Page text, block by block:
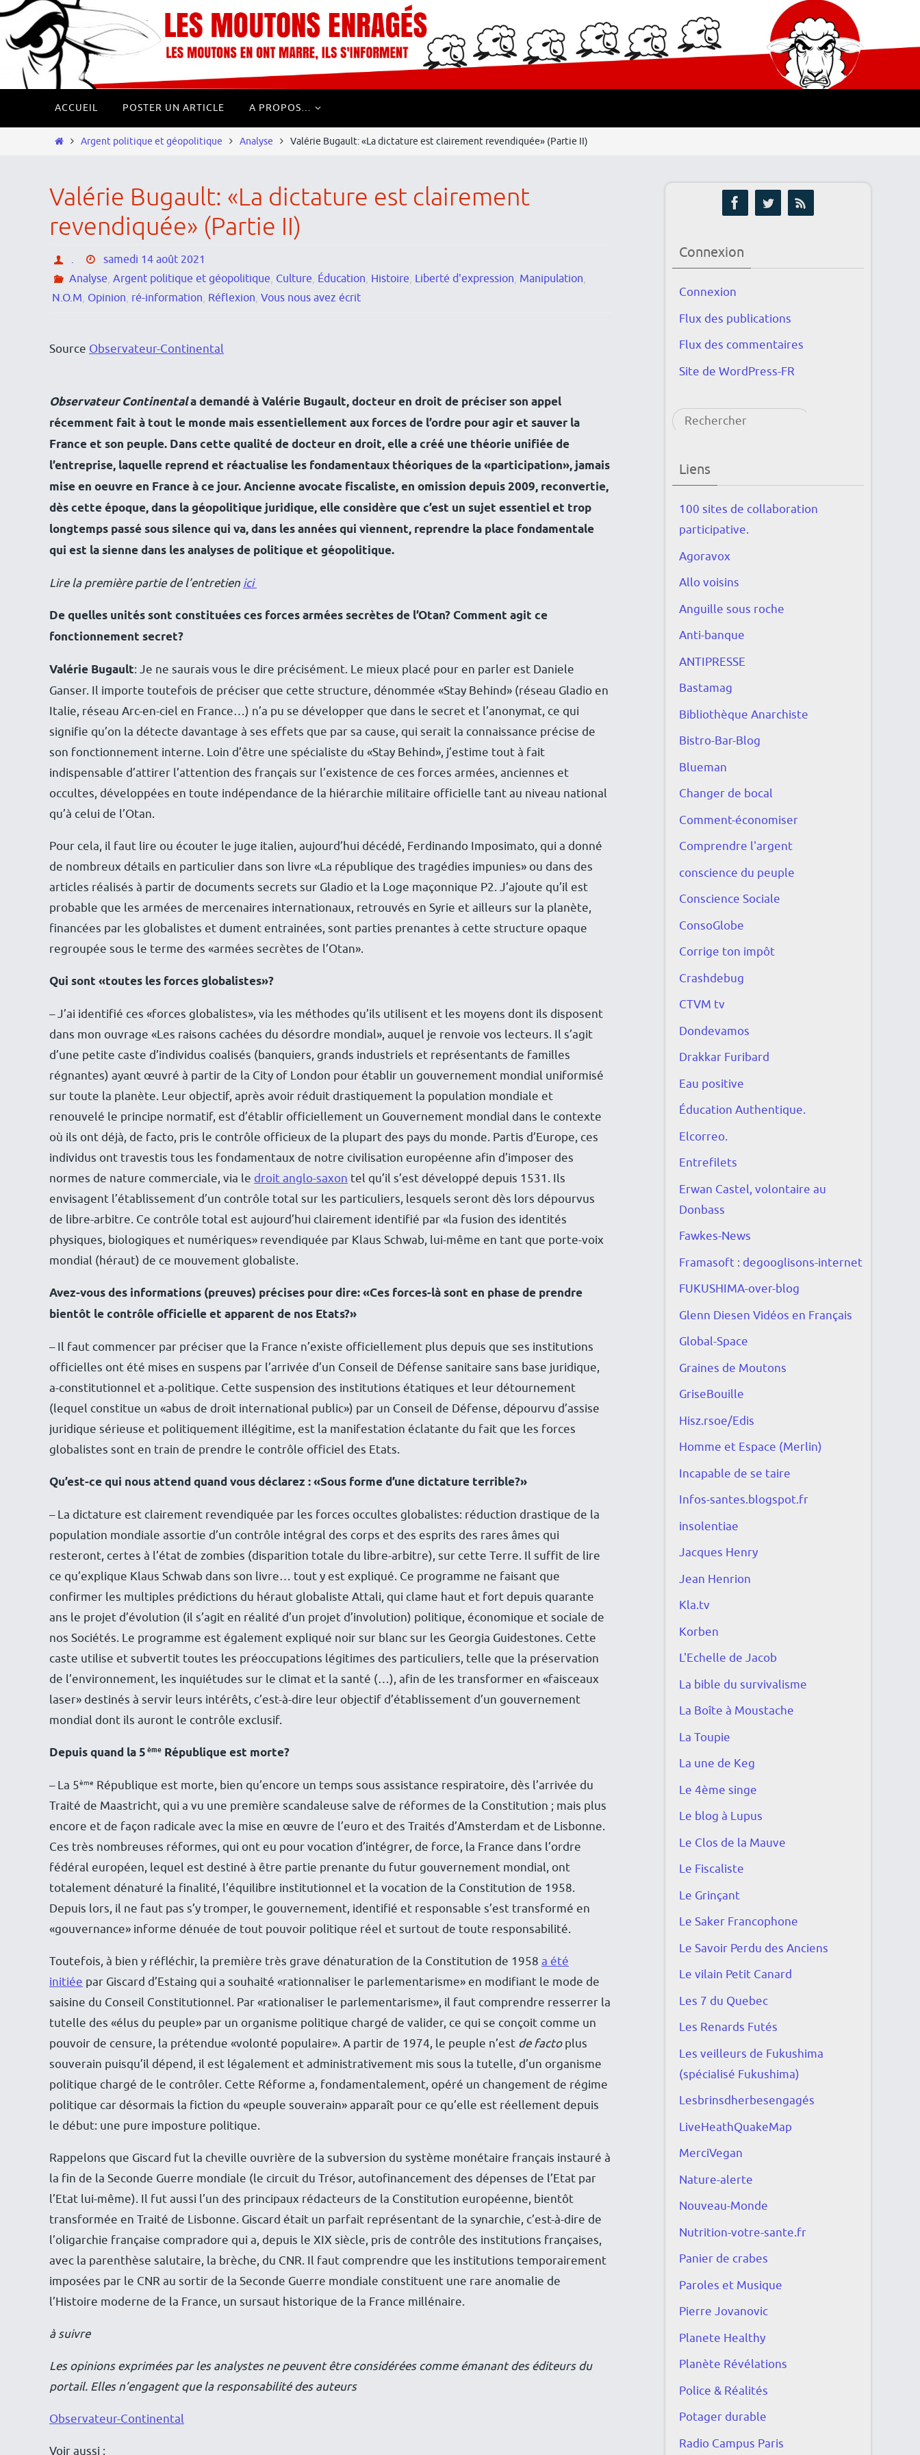
Panneau de gestion des cookies
Passer
le
contenu
le
ACCUEIL POSTER UN ARTICLE A PROPOS…
HomeArgent politique et géopolitique Analyse Valérie Bugault: «La dictature est clairement revendiquée» (Partie II)
Valérie Bugault: «La dictature est clairement
revendiquée» (Partie II)
.
samedi 14 août 2021
Analyse, Argent politique et géopolitique, Culture, Éducation, Histoire, Liberté d'expression, Manipulation,
N.O.M, Opinion, ré-information, Réflexion, Vous nous avez écrit
Source Observateur-Continental
Observateur Continentala demandé à Valérie Bugault, docteur en droit de préciser son appel
récemment fait à tout le monde mais essentiellement aux forces de l’ordre pour agir et sauver la
France et son peuple. Dans cette qualité de docteur en droit, elle a créé une théorie unifiée de
l’entreprise, laquelle reprend et réactualise les fondamentaux théoriques de la «participation», jamais
mise en oeuvre en France à ce jour. Ancienne avocate fiscaliste, en omission depuis 2009, reconvertie,
dès cette époque, dans la géopolitique juridique, elle considère que c’est un sujet essentiel et trop
longtemps passé sous silence qui va, dans les années qui viennent, reprendre la place fondamentale
qui est la sienne dans les analyses de politique et géopolitique.
Lire la première partie de l’entretien ici
De quelles unités sont constituées ces forces armées secrètes de l’Otan? Comment agit ce
fonctionnement secret?
Valérie Bugault: Je ne saurais vous le dire précisément. Le mieux placé pour en parler est Daniele
Ganser. Il importe toutefois de préciser que cette structure, dénommée «Stay Behind» (réseau Gladio en
Italie, réseau Arc-en-ciel en France…) n’a pu se développer que dans le secret et l’anonymat, ce qui
signifie qu’on la détecte davantage à ses effets que par sa cause, qui serait la connaissance précise de
son fonctionnement interne. Loin d’être une spécialiste du «Stay Behind», j’estime tout à fait
indispensable d’attirer l’attention des français sur l’existence de ces forces armées, anciennes et
occultes, développées en toute indépendance de la hiérarchie militaire officielle tant au niveau national
qu’à celui de l’Otan.
Pour cela, il faut lire ou écouter le juge italien, aujourd’hui décédé, Ferdinando Imposimato, qui a donné
de nombreux détails en particulier dans son livre «La république des tragédies impunies» ou dans des
articles réalisés à partir de documents secrets sur Gladio et la Loge maçonnique P2. J’ajoute qu’il est
probable que les armées de mercenaires internationaux, retrouvés en Syrie et ailleurs sur la planète,
financées par les globalistes et dument entrainées, sont parties prenantes à cette structure opaque
regroupée sous le terme des «armées secrètes de l’Otan».
Qui sont «toutes les forces globalistes»?
– J’ai identifié ces «forces globalistes», via les méthodes qu’ils utilisent et les moyens dont ils disposent
dans mon ouvrage «Les raisons cachées du désordre mondial», auquel je renvoie vos lecteurs. Il s’agit
d’une petite caste d’individus coalisés (banquiers, grands industriels et représentants de familles
régnantes) ayant œuvré à partir de la City of London pour établir un gouvernement mondial uniformisé
sur toute la planète. Leur objectif, après avoir réduit drastiquement la population mondiale et
renouvelé le principe normatif, est d’établir officiellement un Gouvernement mondial dans le contexte
où ils ont déjà, de facto, pris le contrôle officieux de la plupart des pays du monde. Partis d’Europe, ces
individus ont travestis tous les fondamentaux de notre civilisation européenne afin d’imposer des
normes de nature commerciale, via le droit anglo-saxon tel qu’il s’est développé depuis 1531. Ils
envisagent l’établissement d’un contrôle total sur les particuliers, lesquels seront dès lors dépourvus
de libre-arbitre. Ce contrôle total est aujourd’hui clairement identifié par «la fusion des identités
physiques, biologiques et numériques» revendiquée par Klaus Schwab, lui-même en tant que porte-voix
mondial (héraut) de ce mouvement globaliste.
Avez-vous des informations (preuves) précises pour dire: «Ces forces-là sont en phase de prendre
bientôt le contrôle officielle et apparent de nos Etats?»
– Il faut commencer par préciser que la France n’existe officiellement plus depuis que ses institutions
officielles ont été mises en suspens par l’arrivée d’un Conseil de Défense sanitaire sans base juridique,
a-constitutionnel et a-politique. Cette suspension des institutions étatiques et leur détournement
(lequel constitue un «abus de droit international public») par un Conseil de Défense, dépourvu d’assise
juridique sérieuse et politiquement illégitime, est la manifestation éclatante du fait que les forces
globalistes sont en train de prendre le contrôle officiel des Etats.
Qu’est-ce qui nous attend quand vous déclarez : «Sous forme d’une dictature terrible?»
– La dictature est clairement revendiquée par les forces occultes globalistes: réduction drastique de la
population mondiale assortie d’un contrôle intégral des corps et des esprits des rares âmes qui
resteront, certes à l’état de zombies (disparition totale du libre-arbitre), sur cette Terre. Il suffit de lire
ce qu’explique Klaus Schwab dans son livre… tout y est expliqué. Ce programme ne faisant que
confirmer les multiples prédictions du héraut globaliste Attali, qui clame haut et fort depuis quarante
ans le projet d’évolution (il s’agit en réalité d’un projet d’involution) politique, économique et sociale de
nos Sociétés. Le programme est également expliqué noir sur blanc sur les Georgia Guidestones. Cette
caste utilise et subvertit toutes les préoccupations légitimes des particuliers, telle que la préservation
de l’environnement, les inquiétudes sur le climat et la santé (…), afin de les transformer en «faisceaux
laser» destinés à servir leurs intérêts, c’est-à-dire leur objectif d’établissement d’un gouvernement
mondial dont ils auront le contrôle exclusif.
Depuis quand la 5 ème République est morte?
– La 5ème République est morte, bien qu’encore un temps sous assistance respiratoire, dès l’arrivée du
Traité de Maastricht, qui a vu une première scandaleuse salve de réformes de la Constitution ; mais plus
encore et de façon radicale avec la mise en œuvre de l’euro et des Traités d’Amsterdam et de Lisbonne.
Ces très nombreuses réformes, qui ont eu pour vocation d’intégrer, de force, la France dans l’ordre
fédéral européen, lequel est destiné à être partie prenante du futur gouvernement mondial, ont
totalement dénaturé la finalité, l’équilibre institutionnel et la vocation de la Constitution de 1958.
Depuis lors, il ne faut pas s’y tromper, le gouvernement, identifié et responsable s’est transformé en
«gouvernance» informe dénuée de tout pouvoir politique réel et surtout de toute responsabilité.
Toutefois, à bien y réfléchir, la première très grave dénaturation de la Constitution de 1958 a été
initiée par Giscard d’Estaing qui a souhaité «rationnaliser le parlementarisme» en modifiant le mode de
saisine du Conseil Constitutionnel. Par «rationaliser le parlementarisme», il faut comprendre resserrer la
tutelle des «élus du peuple» par un organisme politique chargé de valider, ce qui se conçoit comme un
pouvoir de censure, la prétendue «volonté populaire». A partir de 1974, le peuple n’est de factoplus
souverain puisqu’il dépend, il est légalement et administrativement mis sous la tutelle, d’un organisme
politique chargé de le contrôler. Cette Réforme a, fondamentalement, opéré un changement de régime
politique car désormais la fiction du «peuple souverain» apparaît pour ce qu’elle est réellement depuis
le début: une pure imposture politique.
Rappelons que Giscard fut la cheville ouvrière de la subversion du système monétaire français instauré à
la fin de la Seconde Guerre mondiale (le circuit du Trésor, autofinancement des dépenses de l’Etat par
l’Etat lui-même). Il fut aussi l’un des principaux rédacteurs de la Constitution européenne, bientôt
transformée en Traité de Lisbonne. Giscard était un parfait représentant de la synarchie, c’est-à-dire de
l’oligarchie française compradore qui a, depuis le XIX siècle, pris de contrôle des institutions françaises,
avec la parenthèse salutaire, la brèche, du CNR. Il faut comprendre que les institutions temporairement
imposées par le CNR au sortir de la Seconde Guerre mondiale constituent une rare anomalie de
l’Histoire moderne de la France, un sursaut historique de la France millénaire.
à suivre
Les opinions exprimées par les analystes ne peuvent être considérées comme émanant des éditeurs du
portail. Elles n’engagent que la responsabilité des auteurs
Observateur-Continental
Voir aussi :
Connexion
Connexion
Flux des publications
Flux des commentaires
Site de WordPress-FR
Rechercher
Liens
100 sites de collaboration
participative.
Agoravox
Allo voisins
Anguille sous roche
Anti-banque
ANTIPRESSE
Bastamag
Bibliothèque Anarchiste
Bistro-Bar-Blog
Blueman
Changer de bocal
Comment-économiser
Comprendre l'argent
conscience du peuple
Conscience Sociale
ConsoGlobe
Corrige ton impôt
Crashdebug
CTVM tv
Dondevamos
Drakkar Furibard
Eau positive
Éducation Authentique.
Elcorreo.
Entrefilets
Erwan Castel, volontaire au
Donbass
Fawkes-News
Framasoft : degooglisons-internet
FUKUSHIMA-over-blog
Glenn Diesen Vidéos en Français
Global-Space
Graines de Moutons
GriseBouille
Hisz.rsoe/Edis
Homme et Espace (Merlin)
Incapable de se taire
Infos-santes.blogspot.fr
insolentiae
Jacques Henry
Jean Henrion
Kla.tv
Korben
L'Echelle de Jacob
La bible du survivalisme
La Boîte à Moustache
La Toupie
La une de Keg
Le 4ème singe
Le blog à Lupus
Le Clos de la Mauve
Le Fiscaliste
Le Grinçant
Le Saker Francophone
Le Savoir Perdu des Anciens
Le vilain Petit Canard
Les 7 du Quebec
Les Renards Futés
Les veilleurs de Fukushima
(spécialisé Fukushima)
Lesbrinsdherbesengagés
LiveHeathQuakeMap
MerciVegan
Nature-alerte
Nouveau-Monde
Nutrition-votre-sante.fr
Panier de crabes
Paroles et Musique
Pierre Jovanovic
Planete Healthy
Planète Révélations
Police & Réalités
Potager durable
Radio Campus Paris